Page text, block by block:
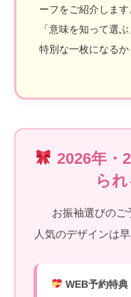
ーフをご紹介します
「意味を知って選
特別な一枚になるか
2026年・
ら
お振袖選びのご
人気のデザインは
WEB予約特典